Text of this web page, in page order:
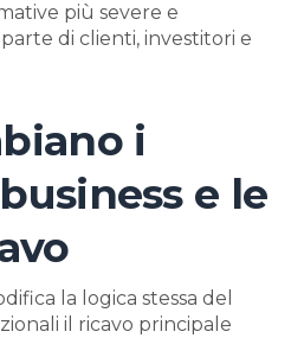
più severe e
di clienti, investitori e
i
e le
la logica stessa del
il ricavo principale